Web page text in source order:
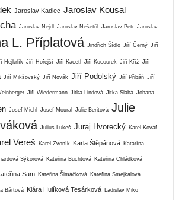
Jaroslav Kadlec Jaroslav Kousal
Jaroslav Nejdl Jaroslav Nešetřil Jaroslav Petr Jaroslav
L. Příplatová Jindřich Šídlo Jiří Černý Jiří
Hejkrlík Jiří Hořejší Jiří Kacetl Jiří Kocourek Jiří Kříž Jiří
Jiří Mikšovský Jiří Novák Jiří Podolský Jiří Přibáň Jiří
Jiří Wiedermann Jitka Lindová Jitka Slabá Johana
Josef Michl Josef Moural Julie Beritová Julie
Julius Lukeš Juraj Hvorecký Karel Kovář
Vereš Karel Zvoník Karla Štěpánová Katarína
Sýkorová Kateřina Buchtová Kateřina Chládková
Sam Kateřina Šimáčková Kateřina Smejkalová
Bártová Klára Hulíková Tesárková Ladislav Miko